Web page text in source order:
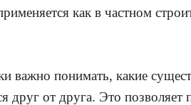
как в частном
важно понимать, какие
друг от друга. Это позволяет